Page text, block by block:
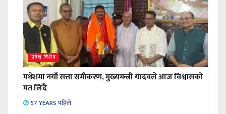
प्रदेश विशेष
मधेशमा नयाँ सत्ता समीकरण, मुख्यमन्त्री यादवले आज विश्वासको
मत लिँदै
57 YEARS पहिले